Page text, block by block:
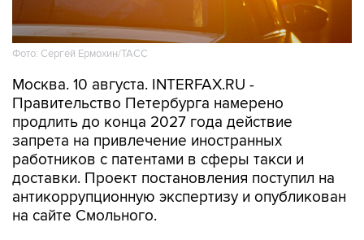
Фото: Сергей Ермохин/ТАСС
Москва. 10 августа. INTERFAX.RU -
Правительство Петербурга намерено
продлить до конца 2027 года действие
запрета на привлечение иностранных
работников с патентами в сферы такси и
доставки. Проект постановления поступил на
антикоррупционную экспертизу и опубликован
на сайте Смольного.